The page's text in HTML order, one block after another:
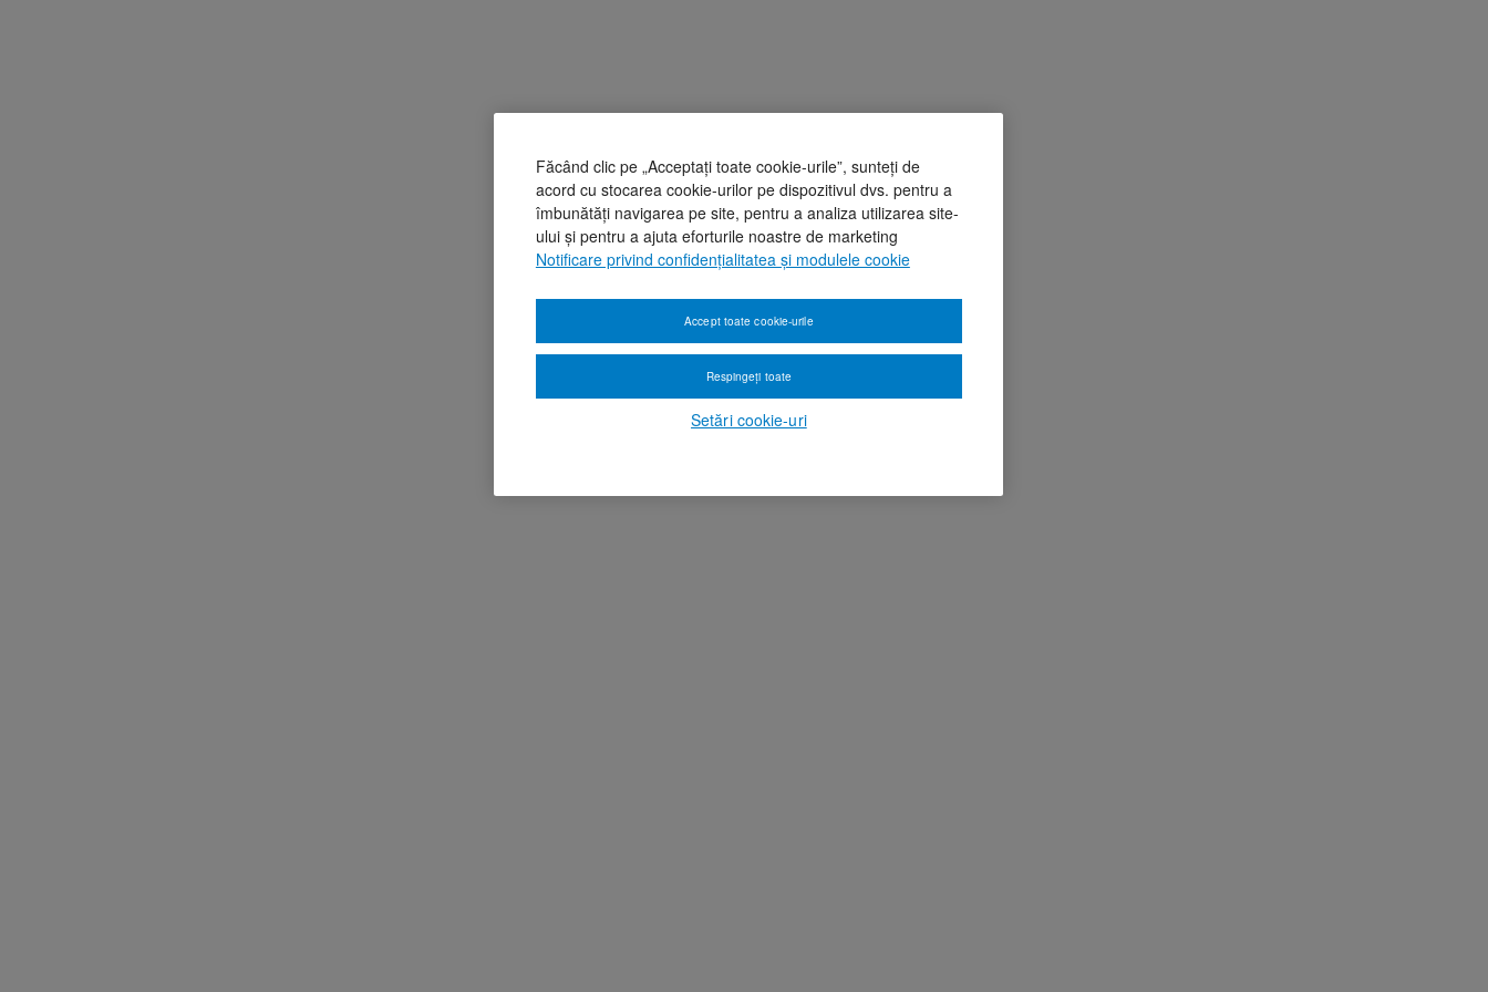
Făcând clic pe „Acceptați toate cookie-urile”, sunteți de
acord cu stocarea cookie-urilor pe dispozitivul dvs. pentru a
îmbunătăți navigarea pe site, pentru a analiza utilizarea site-
ului și pentru a ajuta eforturile noastre de marketing
Notificare privind confidențialitatea și modulele cookie
Setări cookie-uri
Respingeți toate
Accept toate cookie-urile